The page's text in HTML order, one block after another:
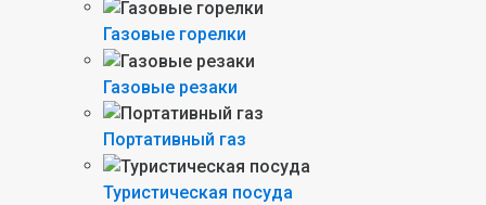
Газовые горелки
Газовые резаки
Портативный газ
Туристическая посуда